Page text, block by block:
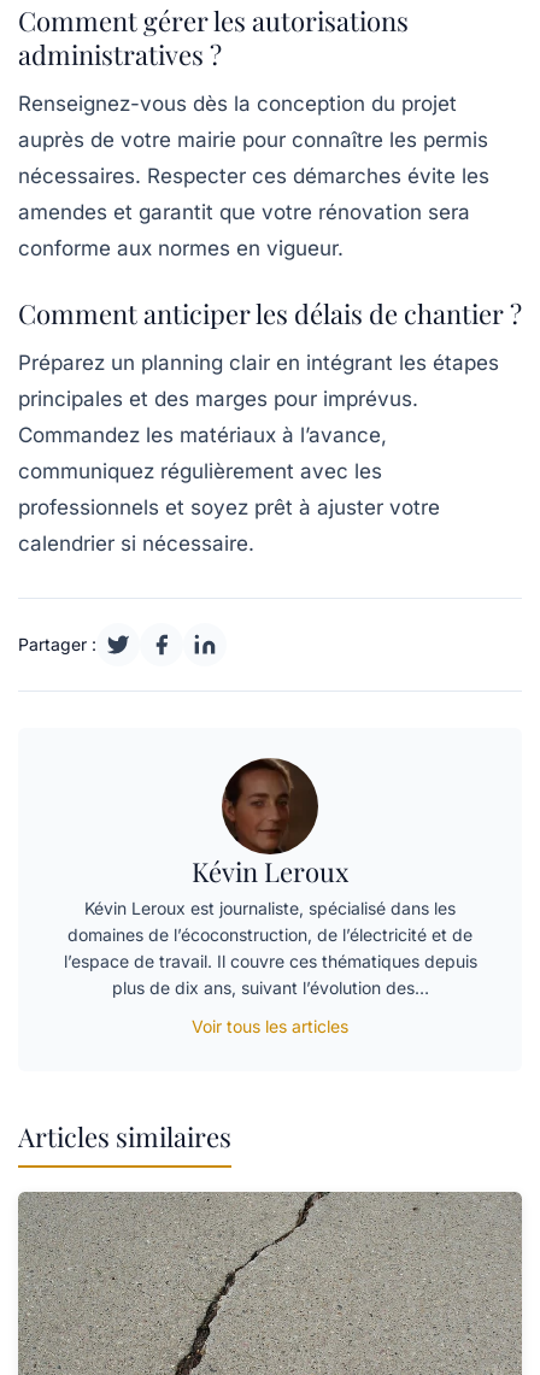
Comment gérer les autorisations
administratives ?
Renseignez-vous dès la conception du projet
auprès de votre mairie pour connaître les permis
nécessaires. Respecter ces démarches évite les
amendes et garantit que votre rénovation sera
conforme aux normes en vigueur.
Comment anticiper les délais de chantier ?
Préparez un planning clair en intégrant les étapes
principales et des marges pour imprévus.
Commandez les matériaux à l’avance,
communiquez régulièrement avec les
professionnels et soyez prêt à ajuster votre
calendrier si nécessaire.
Partager :
Kévin Leroux
Kévin Leroux est journaliste, spécialisé dans les
domaines de l’écoconstruction, de l’électricité et de
l’espace de travail. Il couvre ces thématiques depuis
plus de dix ans, suivant l’évolution des…
Voir tous les articles
Articles similaires